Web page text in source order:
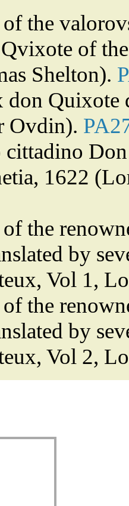
the
of
Shelton).
Quixote
Ovdin).
1622
the
by
Vol 1,
the
by
Vol 2,